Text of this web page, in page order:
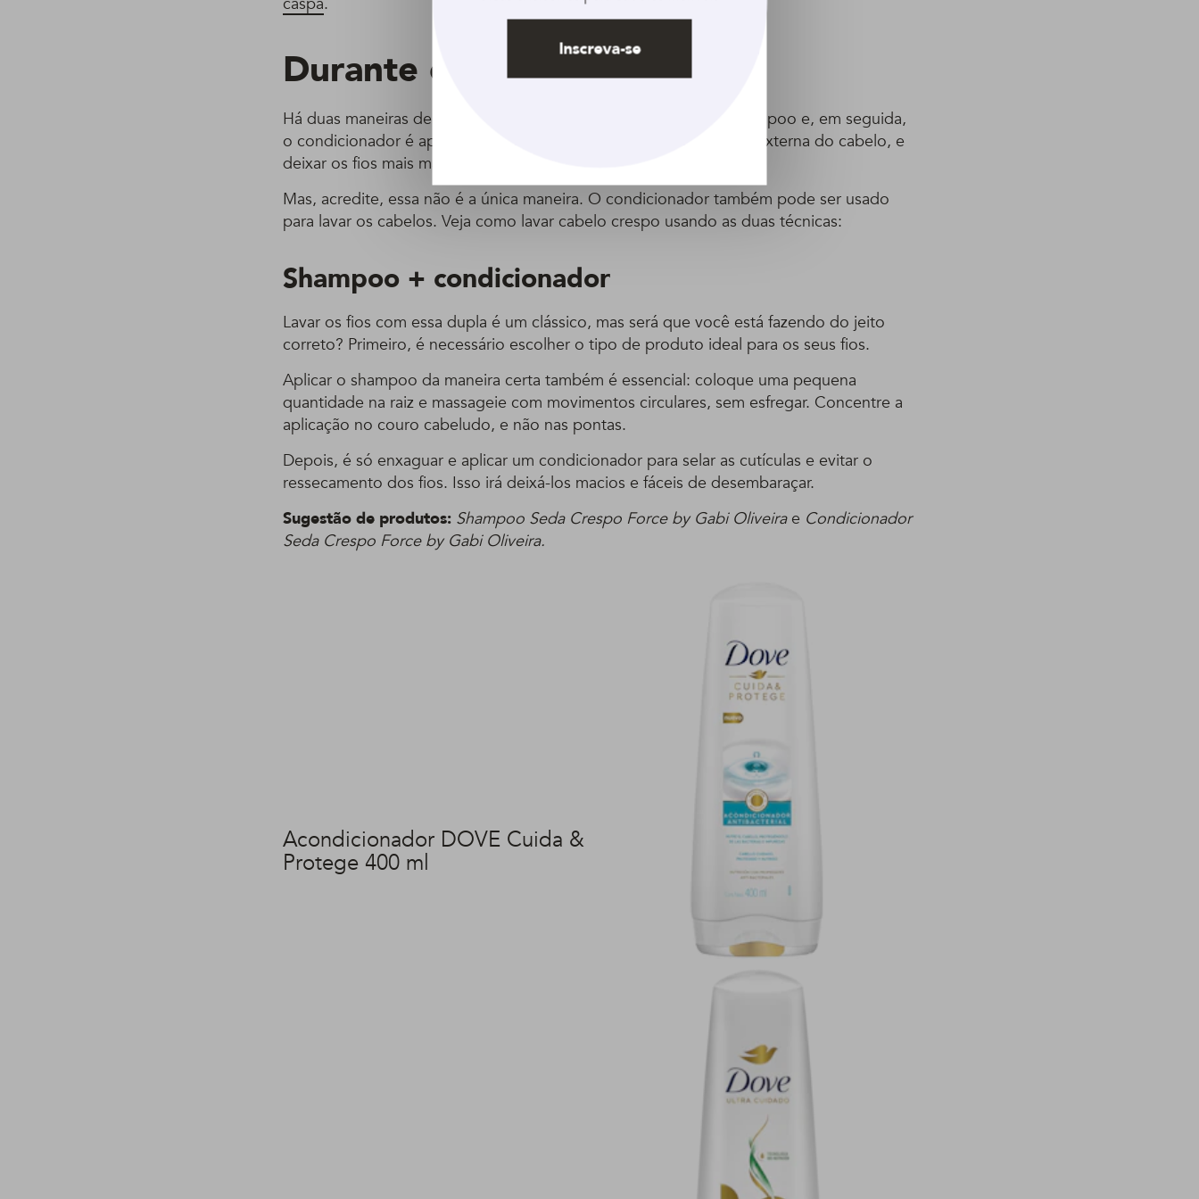
Durante o banho
Há duas maneiras de lavar os fios. A mais comum delas é com shampoo e, em seguida,
o condicionador é aplicado para alinhar as cutículas, camada mais externa do cabelo, e
deixar os fios mais maleáveis.
Mas, acredite, essa não é a única maneira. O condicionador também pode ser usado
para lavar os cabelos. Veja como lavar cabelo crespo usando as duas técnicas:
Shampoo + condicionador
Lavar os fios com essa dupla é um clássico, mas será que você está fazendo do jeito
correto? Primeiro, é necessário escolher o tipo de produto ideal para os seus fios.
Aplicar o shampoo da maneira certa também é essencial: coloque uma pequena
quantidade na raiz e massageie com movimentos circulares, sem esfregar. Concentre a
aplicação no couro cabeludo, e não nas pontas.
Depois, é só enxaguar e aplicar um condicionador para selar as cutículas e evitar o
ressecamento dos fios. Isso irá deixá-los macios e fáceis de desembaraçar.
Sugestão de produtos: Shampoo Seda Crespo Force by Gabi Oliveira e Condicionador
Seda Crespo Force by Gabi Oliveira.
Acondicionador DOVE Cuida &
Protege 400 ml
Inscreva-se